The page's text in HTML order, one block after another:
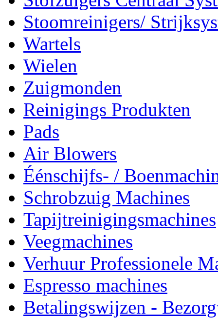
Stoomreinigers/
Wartels
Wielen
Zuigmonden
Reinigings Produkten
Pads
Air Blowers
Éénschijfs- /
Schrobzuig Machines
Tapijtreinigingsmachines
Veegmachines
Verhuur Professionele
Espresso machines
Betalingswijzen -